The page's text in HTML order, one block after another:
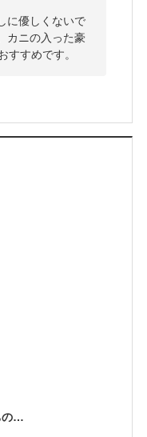
に優しくないで
カニの入った豪
すめです。
おせち 2026 予約 海鮮おせち 一人用 「集」小樽きたいちの豪華 おせち料理 冷凍 ランキング登場で毎年完売 厳選された食材を使用【5.5寸1段重 21品 1人前】送料無料